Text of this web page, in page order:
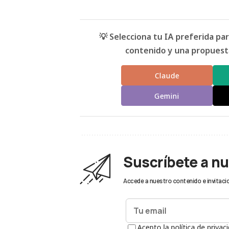
💡 Selecciona tu IA preferida
contenido y una
Claude
Gemini
Suscríbete a
Accede a nuestro contenido e